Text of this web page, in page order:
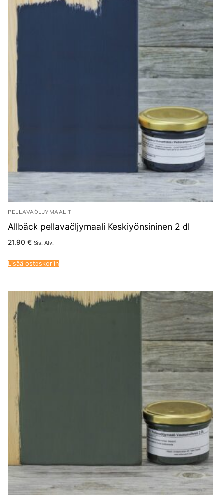
PELLAVAÖLJYMAALIT
Allbäck pellavaöljymaali Keskiyönsininen 2 dl
21.90 € Sis. Alv.
Lisää ostoskoriin